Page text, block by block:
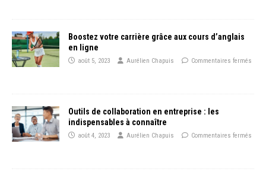
Boostez votre carrière grâce aux cours d’anglais
en ligne
août 5, 2023 Aurélien Chapuis Commentaires fermés
Outils de collaboration en entreprise : les
indispensables à connaître
août 4, 2023 Aurélien Chapuis Commentaires fermés